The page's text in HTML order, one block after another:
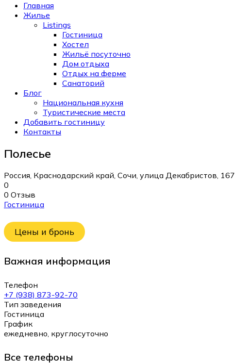
Главная
Жилье
Listings
Гостиница
Хостел
Жильё посуточно
Дом отдыха
Отдых на ферме
Санаторий
Блог
Национальная кухня
Туристические места
Добавить гостиницу
Контакты
Полесье
Россия, Краснодарский край, Сочи, улица Декабристов, 167
0
0 Отзыв
Гостиница
Цены и бронь
Важная информация
Телефон
+7 (938) 873-92-70
Тип заведения
Гостиница
График
ежедневно, круглосуточно
Все телефоны